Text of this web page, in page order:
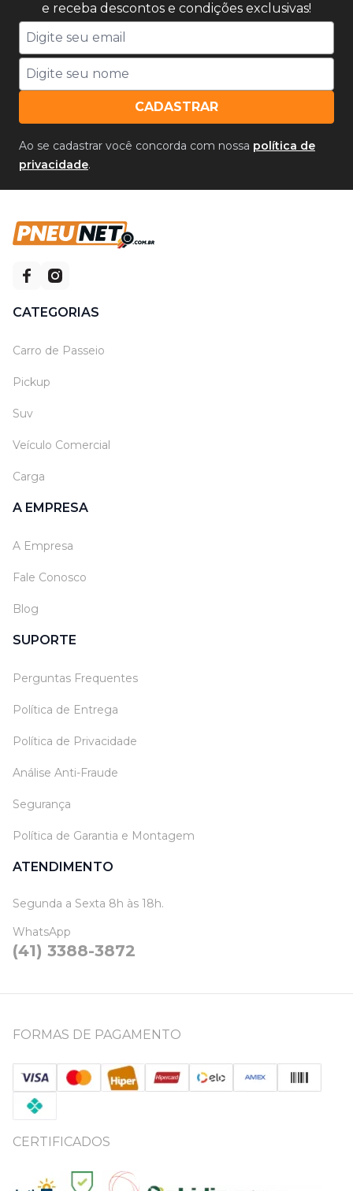
e receba descontos e condições exclusivas!
CADASTRAR
Ao se cadastrar você concorda com nossa política de
privacidade.
CATEGORIAS
Carro de Passeio
Pickup
Suv
Veículo Comercial
Carga
A EMPRESA
A Empresa
Fale Conosco
Blog
SUPORTE
Perguntas Frequentes
Política de Entrega
Política de Privacidade
Análise Anti-Fraude
Segurança
Política de Garantia e Montagem
ATENDIMENTO
Segunda a Sexta 8h às 18h.
WhatsApp
(41) 3388-3872
FORMAS DE PAGAMENTO
CERTIFICADOS